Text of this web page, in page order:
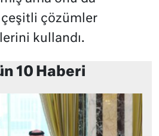
çözümler
kullandı.
10 Haberi